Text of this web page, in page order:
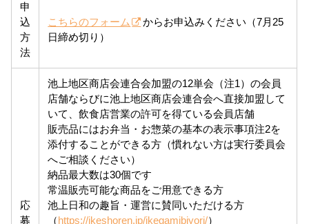
申
込
方
法
こちらのフォーム
からお申込みください（7月25
日締め切り）
応
募
池上地区商店会連合会加盟の12単会（注1）の会員
店舗ならびに池上地区商店会連合会へ直接加盟して
いて、飲食店営業の許可を得ている会員店舗
販売品にはお弁当・お惣菜の基本の表示事項注2を
添付することができる方（慣れない方は実行委員会
へご相談ください）
納品最大数は30個です
常温販売可能な商品をご用意できる方
池上日和の趣旨・運営に賛同いただける方
（https://ikeshoren.jp/ikegamibiyori/）